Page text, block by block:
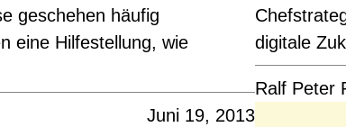
geschehen häufig
eine Hilfestellung, wie
Juni 19, 2013
digitale
Ralf Peter